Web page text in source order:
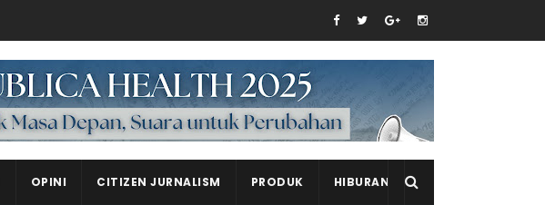
OPINI CITIZEN JURNALISM PRODUK HIBURAN